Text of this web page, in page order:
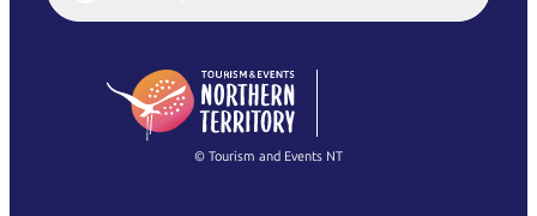
English
(Singapore)
Français
繁體中文
© Tourism and Events NT